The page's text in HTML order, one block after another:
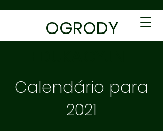
OGRODY
Calendário para
2021